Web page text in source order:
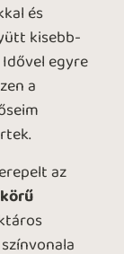
és
kisebb-
egyre
a
az